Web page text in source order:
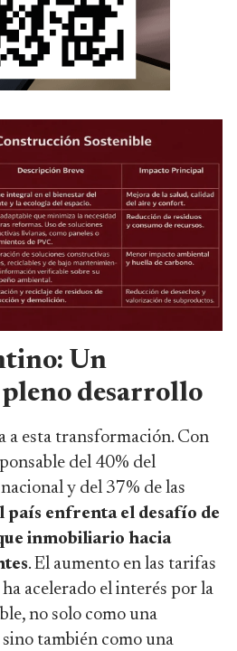
Un
desarrollo
a esta transformación. Con
del 40% del
y del 37% de las
país enfrenta el desafío de
inmobiliario hacia
. El aumento en las tarifas
acelerado el interés por la
no solo como una
también como una